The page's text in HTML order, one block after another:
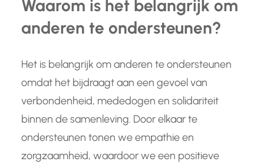
Waarom is het belangrijk om
anderen te ondersteunen?
Het is belangrijk om anderen te ondersteunen
omdat het bijdraagt aan een gevoel van
verbondenheid, mededogen en solidariteit
binnen de samenleving. Door elkaar te
ondersteunen tonen we empathie en
zorgzaamheid, waardoor we een positieve